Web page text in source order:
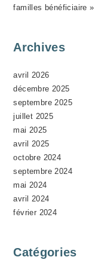
T
familles bénéficiaire »
Archives
avril 2026
décembre 2025
septembre 2025
juillet 2025
mai 2025
avril 2025
octobre 2024
septembre 2024
mai 2024
avril 2024
février 2024
Catégories